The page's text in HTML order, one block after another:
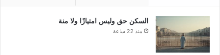
السكن حق وليس امتيازًا ولا منة
منذ 22 ساعة